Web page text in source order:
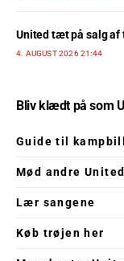
United tæt på salg af
4. AUGUST 2026 21:44
Bliv klædt på som
Guide til
Mød andre
Lær sangene
Køb trøjen her